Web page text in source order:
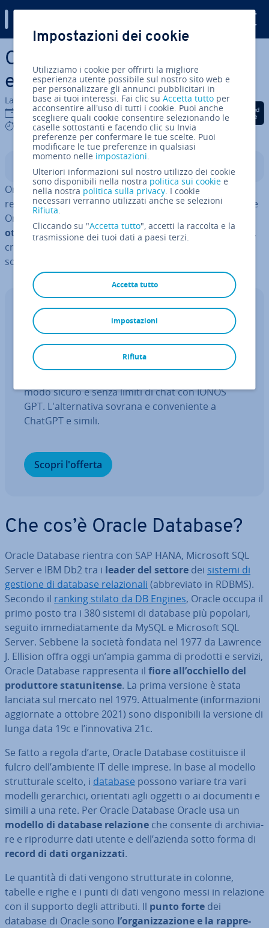
Vai al contenuto prin­ci­pa­le
Oracle Database: de­fi­ni­zio­ne
e funzione
La redazione di IONOS
16 feb 2022
8 mins
Condividi via Facebook
Condividi via Twitter
Condividi via
Indice
Oracle Database è un sistema di gestione dei database
re­la­zio­na­li (RDBMS) del pro­dut­to­re software e hardware
Oracle. Come software di database, Oracle Database
ottimizza la gestione e la sicurezzadei record di dati ,
creando schemi di database strut­tu­ra­ti e ac­ces­si­bi­li
soltanto agli am­mi­ni­stra­to­ri au­to­riz­za­ti.
IONOS GPT
Il tuo as­si­sten­te IA sovrano per una
maggiore pro­dut­ti­vi­tà
modo sicuro e senza limiti di chat con IONOS
GPT. L'al­ter­na­ti­va sovrana e con­ve­nien­te a
ChatGPT e simili.
Scopri l'offerta
Che cos’è Oracle Database?
Oracle Database rientra con SAP HANA, Microsoft SQL
Server e IBM Db2 tra i leader del settore dei sistemi di
gestione di database re­la­zio­na­li (ab­bre­via­to in RDBMS).
Secondo il ranking stilato da DB Engines, Oracle occupa il
primo posto tra i 380 sistemi di database più popolari,
seguito im­me­dia­ta­men­te da MySQL e Microsoft SQL
Server. Sebbene la società fondata nel 1977 da Lawrence
J. Ellision offra oggi un’ampia gamma di prodotti e servizi,
Oracle Database rap­pre­sen­ta il fiore all’occhiello del
pro­dut­to­re sta­tu­ni­ten­se. La prima versione è stata
lanciata sul mercato nel 1979. At­tual­men­te (in­for­ma­zio­ni
ag­gior­na­te a ottobre 2021) sono di­spo­ni­bi­li la versione di
lunga data 19c e l’in­no­va­ti­va 21c.
Se fatto a regola d’arte, Oracle Database co­sti­tui­sce il
fulcro dell’ambiente IT delle imprese. In base al modello
strut­tu­ra­le scelto, i database possono variare tra vari
modelli ge­rar­chi­ci, orientati agli oggetti o ai documenti e
simili a una rete. Per Oracle Database Oracle usa un
modello di database relazione che consente di ar­chi­via­
re e ri­pro­dur­re dati utente e dell’azienda sotto forma di
record di dati or­ga­niz­za­ti.
Le quantità di dati vengono strut­tu­ra­te in colonne,
tabelle e righe e i punti di dati vengono messi in relazione
con il supporto degli attributi. Il punto forte dei
database di Oracle sono l’or­ga­niz­za­zio­ne e la rap­pre­
Impostazioni dei cookie
Utilizziamo i cookie per offrirti la migliore
esperienza utente possibile sul nostro sito web e
per personalizzare gli annunci pubblicitari in
base ai tuoi interessi. Fai clic suAccetta tutto per
acconsentire all'uso di tutti i cookie. Puoi anche
scegliere quali cookie consentire selezionando le
caselle sottostanti e facendo clic su Invia
preferenze per confermare le tue scelte. Puoi
modificare le tue preferenze in qualsiasi
momento nelle impostazioni.
Ulteriori informazioni sul nostro utilizzo dei cookie
sono disponibili nella nostra politica sui cookie e
nella nostra politica sulla privacy. I cookie
necessari verranno utilizzati anche se selezioni
Rifiuta.
Cliccando su "Accetta tutto", accetti la raccolta e la
trasmissione dei tuoi dati a paesi terzi.
Accetta tutto
Rifiuta
impostazioni